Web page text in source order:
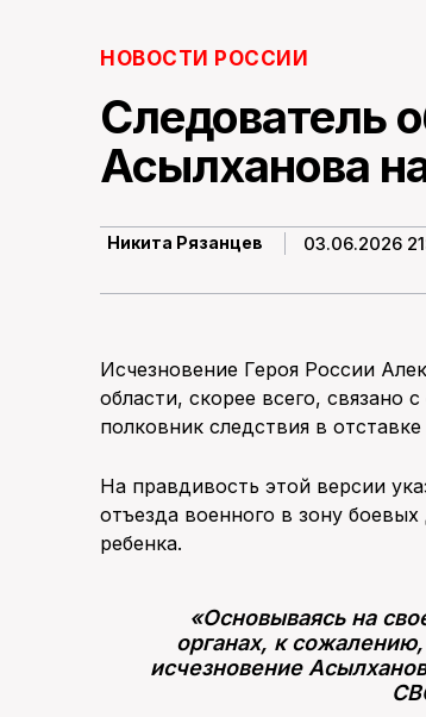
НОВОСТИ РОССИИ
Следователь
Асылханова
Никита Рязанцев 03.06.2026
Исчезновение Героя России
области, скорее всего, связано
полковник следствия в
На правдивость этой версии
отъезда военного в зону
ребенка.
«Основываясь на
органах, к
исчезновение